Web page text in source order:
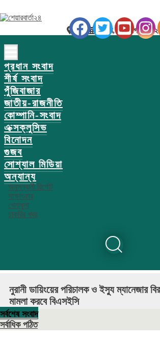
ঢাকা রবিবার, ০৯ আগস্ট
প্রধান সংবাদ
শীর্ষ সংবাদ
পুঁজিবাজার
জাতীয়-রাজনীতি
কোম্পানি-সংবাদ
এক্সক্লুসিভ
বিনোদন
গুজব
সোশ্যাল মিডিয়া
অন্যান্য
অনুসন্ধানী রির্পোট
সাক্ষাৎকার
খেলাধুলা
চাকরির খবর
নুরানী ডায়িংয়ের পরিচালক ও ইস্যু ম্যানেজার
মামলা করবে বিএসইসি
সর্বশেষ সংবাদ
সর্বাধিক পঠিত